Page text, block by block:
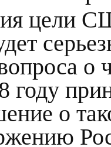
цели
о
году
о